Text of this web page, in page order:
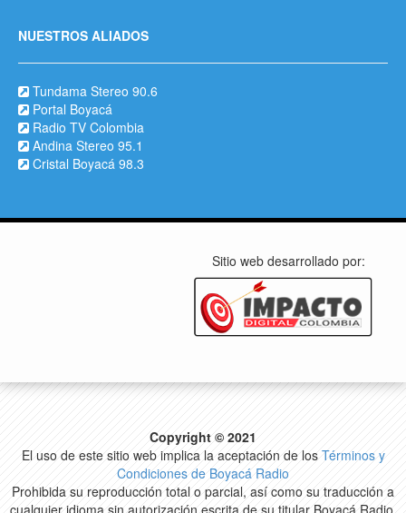
NUESTROS ALIADOS
Tundama Stereo 90.6
Portal Boyacá
Radio TV Colombia
Andina Stereo 95.1
Cristal Boyacá 98.3
Sitio web desarrollado por:
Copyright © 2021
El uso de este sitio web implica la aceptación de los Términos y
Condiciones de Boyacá Radio
Prohibida su reproducción total o parcial, así como su traducción a